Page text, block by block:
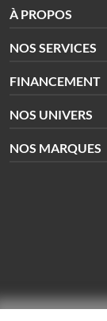
À PROPOS
NOS SERVICES
FINANCEMENT
NOS UNIVERS
NOS MARQUES